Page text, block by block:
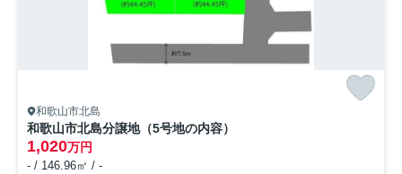
和歌山市北島
和歌山市北島分譲地（5号地の内容）
1,020万円
- / 146.96㎡ / -